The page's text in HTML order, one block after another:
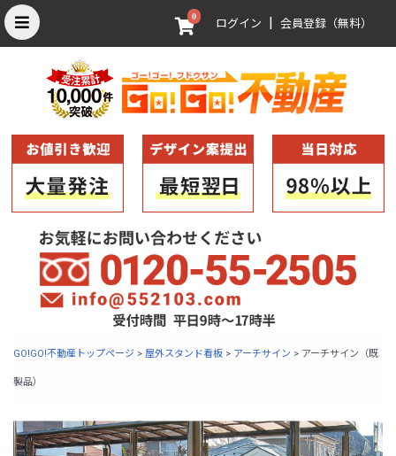
0
ログイン |会員登録（無料）
GO!GO!不動産トップページ > 屋外スタンド看板 > アーチサイン > アーチサイン（既
製品）